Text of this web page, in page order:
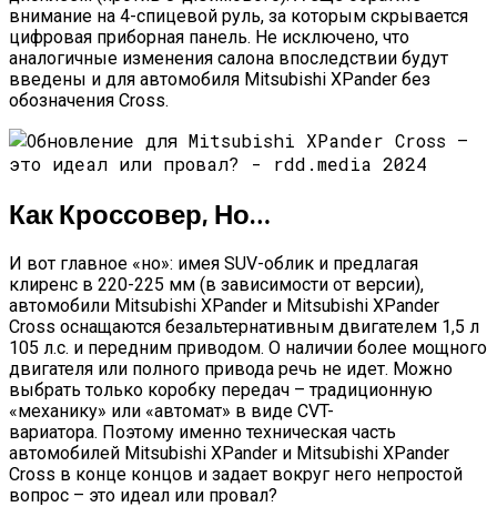
внимание на 4-спицевой руль, за которым скрывается
цифровая приборная панель. Не исключено, что
аналогичные изменения салона впоследствии будут
введены и для автомобиля Mitsubishi XPander без
обозначения Cross.
Как Кроссовер, Но…
И вот главное «но»: имея SUV-облик и предлагая
клиренс в 220-225 мм (в зависимости от версии),
автомобили Mitsubishi XPander и Mitsubishi XPander
Cross оснащаются безальтернативным двигателем 1,5 л
105 л.с. и передним приводом. О наличии более мощного
двигателя или полного привода речь не идет. Можно
выбрать только коробку передач – традиционную
«механику» или «автомат» в виде CVT-
вариатора. Поэтому именно техническая часть
автомобилей Mitsubishi XPander и Mitsubishi XPander
Cross в конце концов и задает вокруг него непростой
вопрос – это идеал или провал?